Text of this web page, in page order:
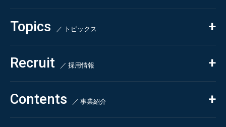
- 市場調査
- 競合調査
- アンケート調査
- クイックリサーチ
自主企画調査
Beauty & Cosmetics
Health & Food
Pharmaceuticals & Medical
Chemical & Life Sciences
Topics ／ トピックス
ALL
お知らせ
新刊情報
掲載情報
Recruit ／ 採用情報
採用TOP
- 求める人物像
Contents ／ 事業紹介
お問い合わせ